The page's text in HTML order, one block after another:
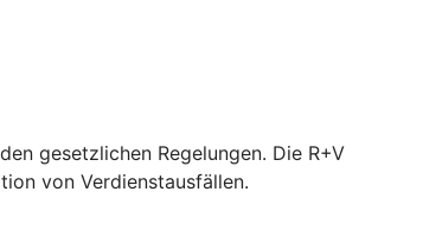
gesetzlichen Regelungen. Die R+V
von Verdienstausfällen.